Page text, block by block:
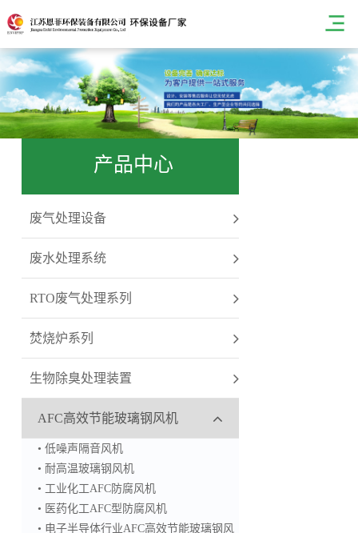
产品中心
废气处理设备
废水处理系统
RTO废气处理系列
焚烧炉系列
生物除臭处理装置
AFC高效节能玻璃钢风机
• 低噪声隔音风机
• 耐高温玻璃钢风机
• 工业化工AFC防腐风机
• 医药化工AFC型防腐风机
• 电子半导体行业AFC高效节能玻璃钢风